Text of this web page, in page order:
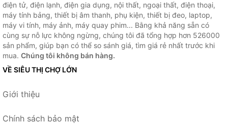
điện tử, điện lạnh, điện gia dụng, nội thất, ngoại thất, điện thoại,
máy tính bảng, thiết bị âm thanh, phụ kiện, thiết bị đeo, laptop,
máy vi tính, máy ảnh, máy quay phim... Bằng khả năng sẵn có
cùng sự nỗ lực không ngừng, chúng tôi đã tổng hợp hơn 526000
sản phẩm, giúp bạn có thể so sánh giá, tìm giá rẻ nhất trước khi
mua. Chúng tôi không bán hàng.
VỀ SIÊU THỊ CHỢ LỚN
Giới thiệu
Chính sách bảo mật